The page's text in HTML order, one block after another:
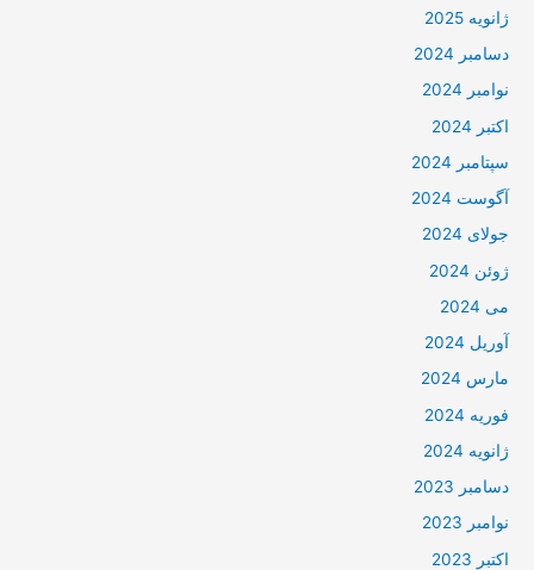
ژانویه 2025
دسامبر 2024
نوامبر 2024
اکتبر 2024
سپتامبر 2024
آگوست 2024
جولای 2024
ژوئن 2024
می 2024
آوریل 2024
مارس 2024
فوریه 2024
ژانویه 2024
دسامبر 2023
نوامبر 2023
اکتبر 2023